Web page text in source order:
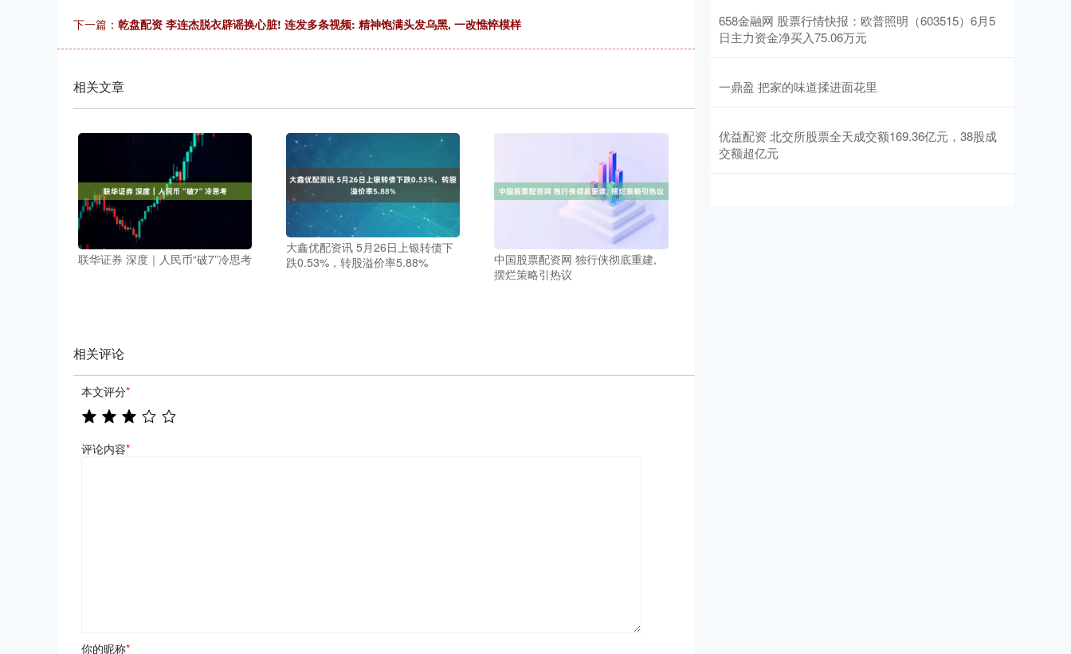
下一篇： 乾盘配资 李连杰脱衣辟谣换心脏! 连发多条视频: 精神饱满头发乌黑, 一改憔悴模样
相关文章
联华证券 深度｜人民币“破7”冷思考
大鑫优配资讯 5月26日上银转债下
跌0.53%，转股溢价率5.88%
中国股票配资网 独行侠彻底重建,
摆烂策略引热议
相关评论
本文评分*
评论内容*
你的昵称*
658金融网 股票行情快报：欧普照明（603515）6月5
日主力资金净买入75.06万元
一鼎盈 把家的味道揉进面花里
优益配资 北交所股票全天成交额169.36亿元，38股成
交额超亿元